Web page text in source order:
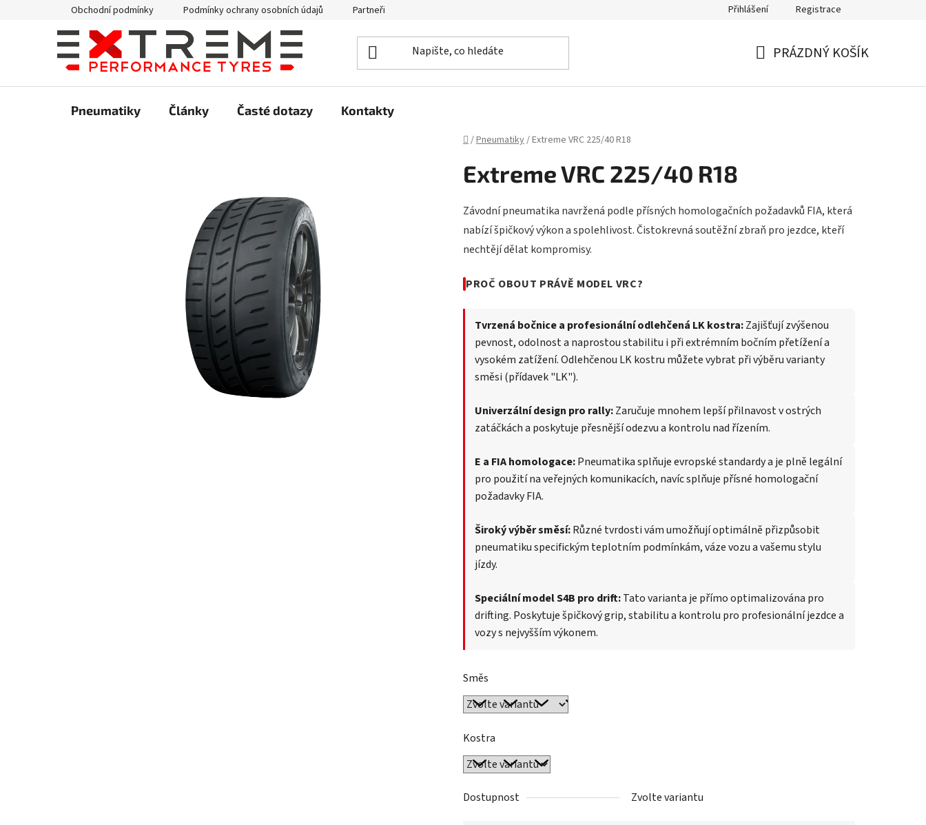
Obchodní podmínky Podmínky ochrany osobních údajů Partneři Přihlášení Registrace
PRÁZDNÝ KOŠÍK
Pneumatiky Články Časté dotazy Kontakty
Domů
/Pneumatiky/Extreme VRC 225/40 R18
Extreme VRC 225/40 R18
Závodní pneumatika navržená podle přísných homologačních požadavků FIA, která
nabízí špičkový výkon a spolehlivost. Čistokrevná soutěžní zbraň pro jezdce, kteří
nechtějí dělat kompromisy.
PROČ OBOUT PRÁVĚ MODEL VRC?
Tvrzená bočnice a profesionální odlehčená LK kostra:Zajišťují zvýšenou
pevnost, odolnost a naprostou stabilitu i při extrémním bočním přetížení a
vysokém zatížení. Odlehčenou LK kostru můžete vybrat při výběru varianty
směsi (přídavek "LK").
Univerzální design pro rally:Zaručuje mnohem lepší přilnavost v ostrých
zatáčkách a poskytuje přesnější odezvu a kontrolu nad řízením.
E a FIA homologace:Pneumatika splňuje evropské standardy a je plně legální
pro použití na veřejných komunikacích, navíc splňuje přísné homologační
požadavky FIA.
Široký výběr směsí:Různé tvrdosti vám umožňují optimálně přizpůsobit
pneumatiku specifickým teplotním podmínkám, váze vozu a vašemu stylu
jízdy.
Speciální model S4B pro drift:Tato varianta je přímo optimalizována pro
drifting. Poskytuje špičkový grip, stabilitu a kontrolu pro profesionální jezdce a
vozy s nejvyšším výkonem.
Směs
Kostra
Dostupnost Zvolte variantu